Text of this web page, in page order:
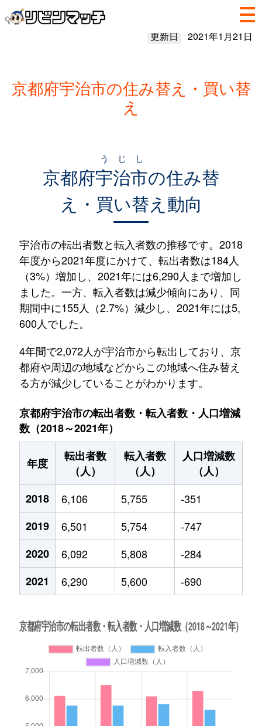
更新日 2021年1月21日
京都府宇治市の住み替え・買い替
え
京都府宇治市
うじし
の住み替
え・買い替え動向
宇治市の転出者数と転入者数の推移です。2018
年度から2021年度にかけて、転出者数は184人
（3%）増加し、2021年には6,290人まで増加し
ました。一方、転入者数は減少傾向にあり、同
期間中に155人（2.7%）減少し、2021年には5,
600人でした。
4年間で2,072人が宇治市から転出しており、京
都府や周辺の地域などからこの地域へ住み替え
る方が減少していることがわかります。
京都府宇治市の転出者数・転入者数・人口増減
数（2018～2021年）
年度
転出者数
（人）
転入者数
（人）
人口増減数
（人）
2018
6,106 5,755
-351
2019
6,501 5,754
-747
2020
6,092 5,808
-284
2021
6,290 5,600 -690